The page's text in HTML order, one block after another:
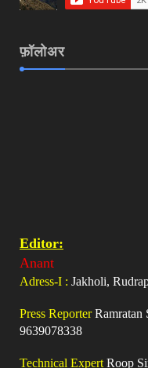
फ़ॉलोअर
Editor:
Anant
Adress-I : Jakholi,
Press ReporterRamratan
9639078338
Technical Expert Roop